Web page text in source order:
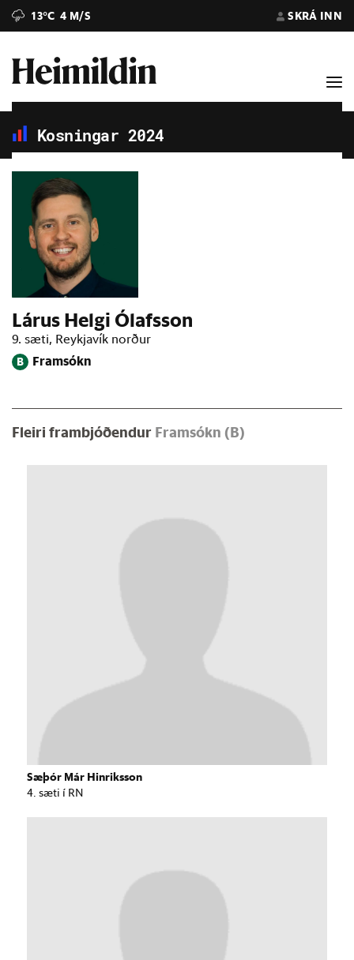
13°C 4 M/S SKRÁ INN
Kosningar 2024
Lárus Helgi Ólafsson
9. sæti, Reykjavík norður
B Framsókn
Fleiri frambjóðendur Framsókn (B)
Sæþór Már Hinriksson
4. sæti í RN